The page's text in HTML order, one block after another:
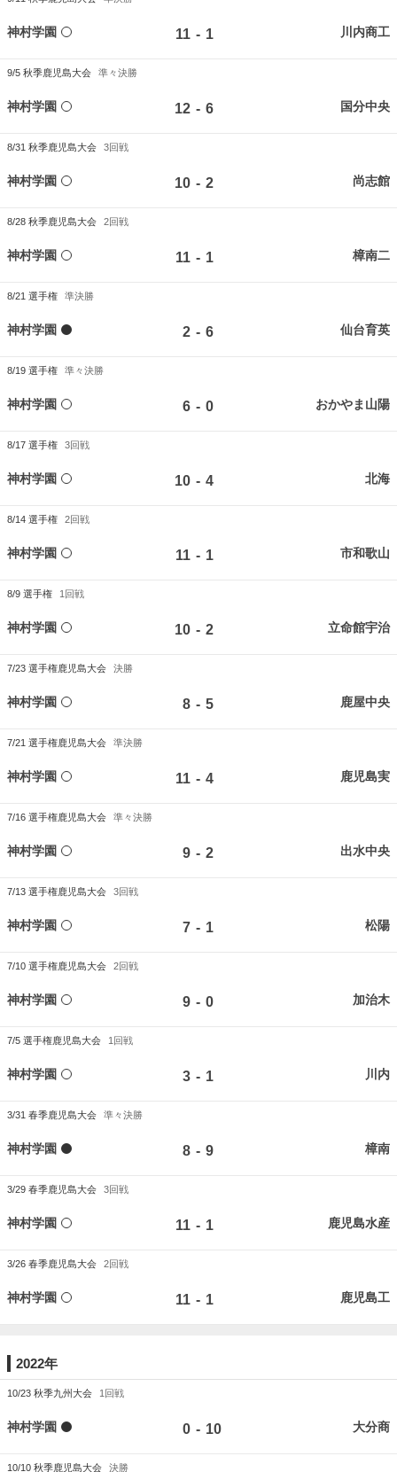
神村学園 11 - 1 川内商工
9/5 秋季鹿児島大会 準々決勝
神村学園 12 - 6 国分中央
8/31 秋季鹿児島大会 3回戦
神村学園 10 - 2 尚志館
8/28 秋季鹿児島大会 2回戦
神村学園 11 - 1 樟南二
8/21 選手権 準決勝
神村学園 2 - 6 仙台育英
8/19 選手権 準々決勝
神村学園 6 - 0 おかやま山陽
8/17 選手権 3回戦
神村学園 10 - 4 北海
8/14 選手権 2回戦
神村学園 11 - 1 市和歌山
8/9 選手権 1回戦
神村学園 10 - 2 立命館宇治
7/23 選手権鹿児島大会 決勝
神村学園 8 - 5 鹿屋中央
7/21 選手権鹿児島大会 準決勝
神村学園 11 - 4 鹿児島実
7/16 選手権鹿児島大会 準々決勝
神村学園 9 - 2 出水中央
7/13 選手権鹿児島大会 3回戦
神村学園 7 - 1 松陽
7/10 選手権鹿児島大会 2回戦
神村学園 9 - 0 加治木
7/5 選手権鹿児島大会 1回戦
神村学園 3 - 1 川内
3/31 春季鹿児島大会 準々決勝
神村学園 8 - 9 樟南
3/29 春季鹿児島大会 3回戦
神村学園 11 - 1 鹿児島水産
3/26 春季鹿児島大会 2回戦
神村学園 11 - 1 鹿児島工
2022年
10/23 秋季九州大会 1回戦
神村学園 0 - 10 大分商
10/10 秋季鹿児島大会 決勝